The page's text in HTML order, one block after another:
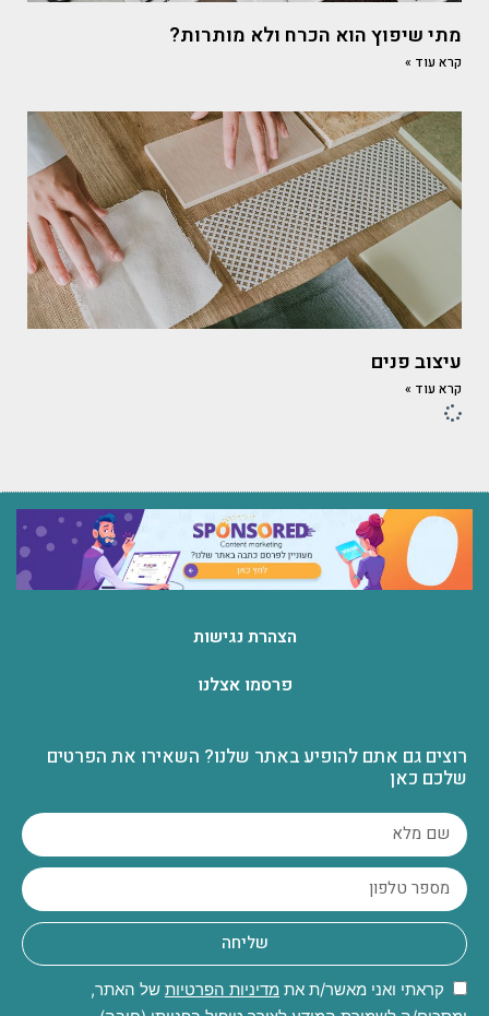
מתי שיפוץ הוא הכרח ולא מותרות?
קרא עוד »
עיצוב פנים
קרא עוד »
הצהרת נגישות
פרסמו אצלנו
רוצים גם אתם להופיע באתר שלנו? השאירו את הפרטים
שלכם כאן
שליחה
קראתי ואני מאשר/ת את מדיניות הפרטיות של האתר,